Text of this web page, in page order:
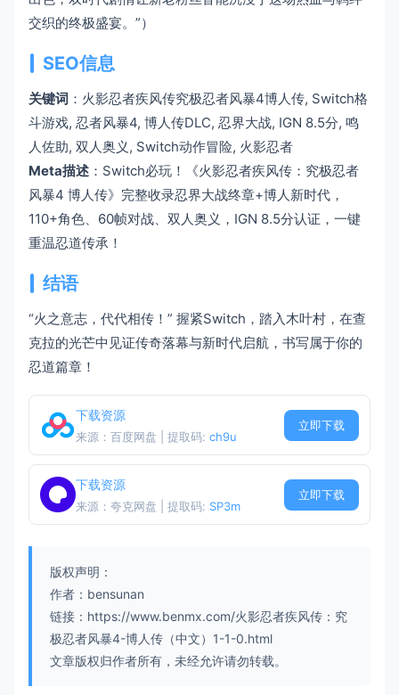
交织的终极盛宴。”）
SEO信息
关键词 ：火影忍者疾风传究极忍者风暴4博人传, Switch格
斗游戏, 忍者风暴4, 博人传DLC, 忍界大战, IGN 8.5分, 鸣
人佐助, 双人奥义, Switch动作冒险, 火影忍者
Meta描述 ：Switch必玩！《火影忍者疾风传：究极忍者
风暴4 博人传》完整收录忍界大战终章+博人新时代，
110+角色、60帧对战、双人奥义，IGN 8.5分认证，一键
重温忍道传承！
结语
“火之意志，代代相传！” 握紧Switch，踏入木叶村，在查
克拉的光芒中见证传奇落幕与新时代启航，书写属于你的
忍道篇章！
下载资源
来源：百度网盘 | 提取码: ch9u
立即下载
下载资源
来源：夸克网盘 | 提取码: SP3m
立即下载
版权声明：
作者：bensunan
链接：https://www.benmx.com/火影忍者疾风传：究
极忍者风暴4-博人传（中文）1-1-0.html
文章版权归作者所有，未经允许请勿转载。